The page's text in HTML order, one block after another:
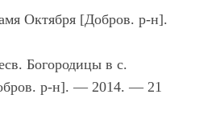
Октября [Добров. р-н].
Богородицы в с.
р-н]. — 2014. — 21